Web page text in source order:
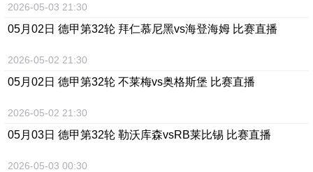
2026-05-03 21:30
05月02日 德甲第32轮 拜仁慕尼黑vs海登海姆 比赛直播
2026-05-02 21:30
05月02日 德甲第32轮 不莱梅vs奥格斯堡 比赛直播
2026-05-02 21:30
05月03日 德甲第32轮 勒沃库森vsRB莱比锡 比赛直播
2026-05-03 00:30